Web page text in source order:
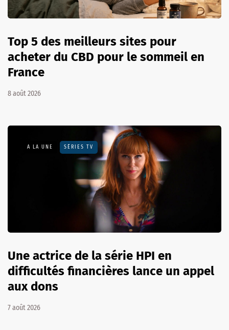
Top 5 des meilleurs sites pour
acheter du CBD pour le sommeil en
France
8 août 2026
A LA UNE SÉRIES TV
Une actrice de la série HPI en
difficultés financières lance un appel
aux dons
7 août 2026